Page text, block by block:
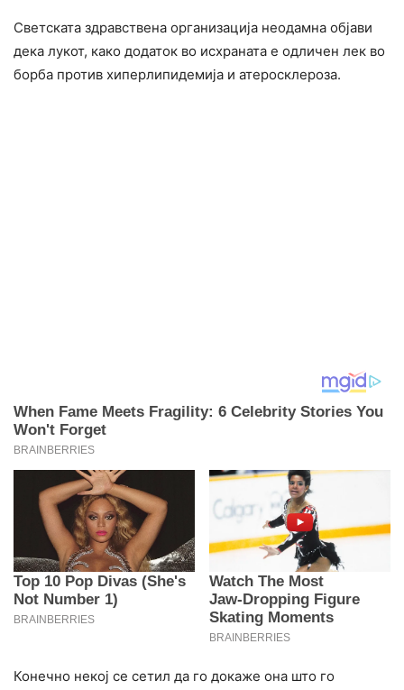
Светската здравствена организација неодамна објави
дека лукот, како додаток во исхраната е одличен лек во
борба против хиперлипидемија и атеросклероза.
Конечно некој се сетил да го докаже она што го